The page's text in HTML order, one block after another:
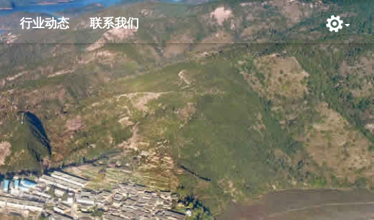
行业动态 联系我们